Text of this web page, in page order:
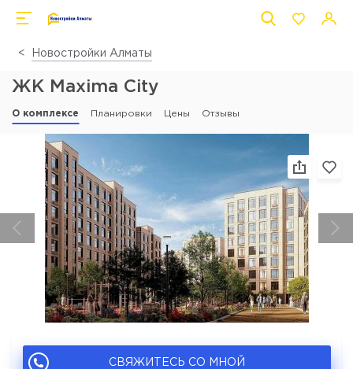
Новостройки Алматы
ЖК Maxima City
О комплексе Планировки Цены Отзывы
СВЯЖИТЕСЬ СО МНОЙ